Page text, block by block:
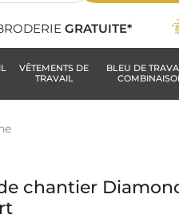
GRATUITE*
VÊTEMENTS DE
TRAVAIL
BLEU DE
chantier